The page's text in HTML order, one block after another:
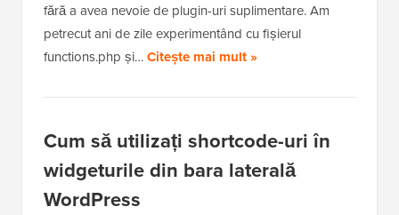
fără a avea nevoie de plugin-uri suplimentare. Am
petrecut ani de zile experimentând cu fișierul
functions.php și…Citește mai mult »
Cum să utilizați shortcode-uri în
widgeturile din bara laterală
WordPress